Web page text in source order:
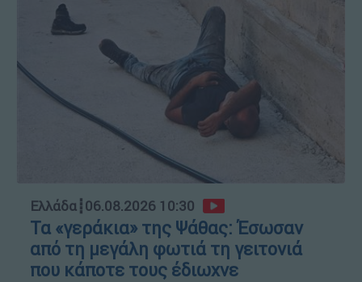
Ελλάδα┋06.08.2026 10:30
Τα «γεράκια» της Ψάθας: Έσωσαν
από τη μεγάλη φωτιά τη γειτονιά
που κάποτε τους έδιωχνε